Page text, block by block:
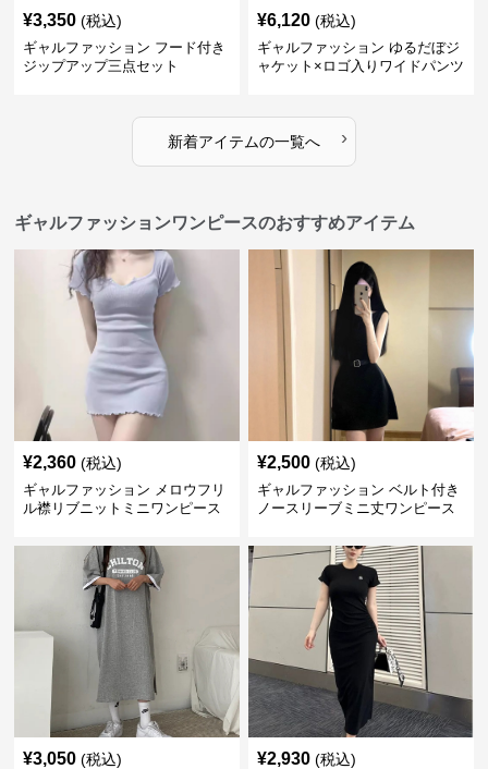
¥3,350 (税込)
ギャルファッション フード付き
ジップアップ三点セット
¥6,120 (税込)
ギャルファッション ゆるだぼジ
ャケット×ロゴ入りワイドパンツ
新着アイテムの一覧へ ›
ギャルファッションワンピースのおすすめアイテム
¥2,360 (税込)
ギャルファッション メロウフリ
ル襟リブニットミニワンピース
¥2,500 (税込)
ギャルファッション ベルト付き
ノースリーブミニ丈ワンピース
¥3,050 (税込) ¥2,930 (税込)